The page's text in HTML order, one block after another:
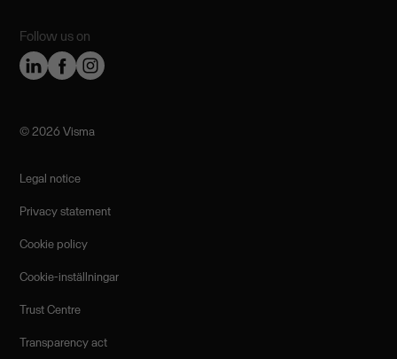
Follow us on
©️ 2026 Visma
Legal notice
Privacy statement
Cookie policy
Cookie-inställningar
Trust Centre
Transparency act